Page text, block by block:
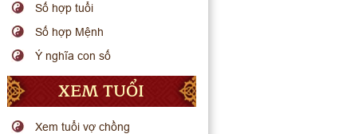
Số hợp tuổi
Số hợp Mệnh
Ý nghĩa con số
XEM TUỔI
Xem tuổi vợ chồng